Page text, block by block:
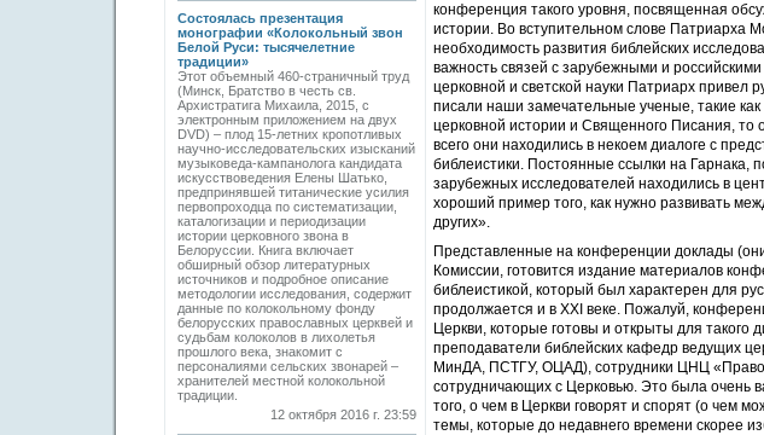
Состоялась презентация
монографии «Колокольный звон
Белой Руси: тысячелетние
традиции»
Этот объемный 460-страничный труд
(Минск, Братство в честь св.
Архистратига Михаила, 2015, с
электронным приложением на двух
DVD) – плод 15-летних кропотливых
научно-исследовательских изысканий
музыковеда-кампанолога кандидата
искусствоведения Елены Шатько,
предпринявшей титанические усилия
первопроходца по систематизации,
каталогизации и периодизации
истории церковного звона в
Белоруссии. Книга включает
обширный обзор литературных
источников и подробное описание
методологии исследования, содержит
данные по колокольному фонду
белорусских православных церквей и
судьбам колоколов в лихолетья
прошлого века, знакомит с
персоналиями сельских звонарей –
хранителей местной колокольной
традиции.
12 октября 2016 г. 23:59
конференция такого уровня, посвященная
истории. Во вступительном слове Патриарха
необходимость развития библейских
важность связей с зарубежными и
церковной и светской науки Патриарх привел
писали наши замечательные ученые, такие
церковной истории и Священного Писания, то
всего они находились в некоем диалоге с
библеистики. Постоянные ссылки на Гарнака,
зарубежных исследователей находились в
хороший пример того, как нужно развивать
других».
Представленные на конференции доклады
Комиссии, готовится издание материалов
библеистикой, который был характерен для
продолжается и в XXI веке. Пожалуй,
Церкви, которые готовы и открыты для такого
преподаватели библейских кафедр ведущих
МинДА, ПСТГУ, ОЦАД), сотрудники ЦНЦ
сотрудничающих с Церковью. Это была очень
того, о чем в Церкви говорят и спорят (о чем
темы, которые до недавнего времени скорее